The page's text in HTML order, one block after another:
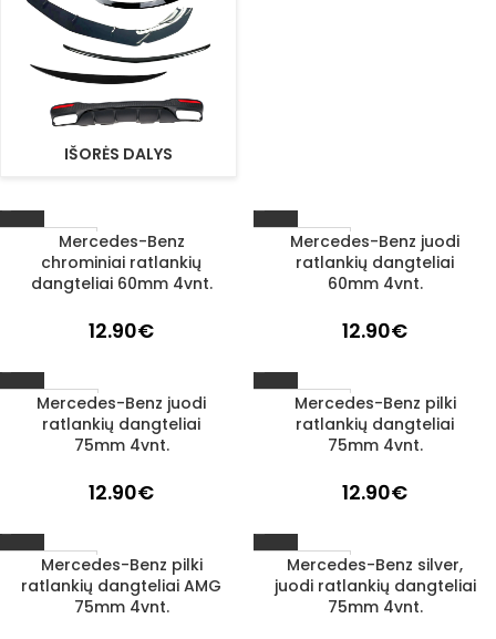
IŠORĖS DALYS
1–3 D. D.
Mercedes-Benz
chrominiai ratlankių
dangteliai 60mm 4vnt.
12.90€
1–3 D. D.
Mercedes-Benz juodi
ratlankių dangteliai
60mm 4vnt.
12.90€
IŠPARDUOTA
Mercedes-Benz juodi
ratlankių dangteliai
75mm 4vnt.
12.90€
1–3 D. D.
Mercedes-Benz pilki
ratlankių dangteliai
75mm 4vnt.
12.90€
1–3 D. D.
Mercedes-Benz pilki
ratlankių dangteliai AMG
75mm 4vnt.
1–3 D. D.
Mercedes-Benz silver,
juodi ratlankių dangteliai
75mm 4vnt.